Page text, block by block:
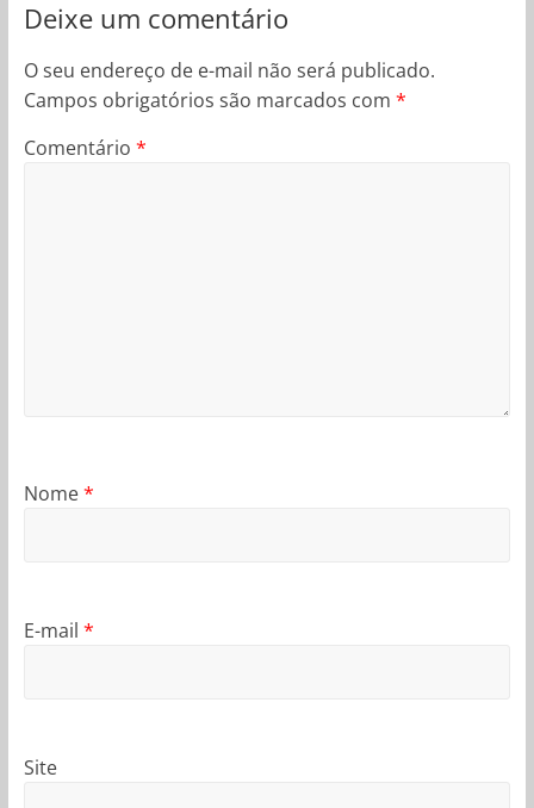
Deixe um comentário
O seu endereço de e-mail não será publicado.
Campos obrigatórios são marcados com *
Comentário *
Nome*
E-mail *
Site